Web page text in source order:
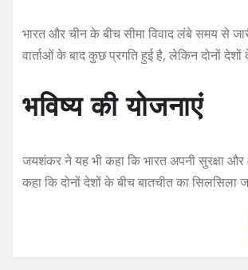
भारत और चीन के बीच सीमा विवाद लंबे समय से
वार्ताओं के बाद कुछ प्रगति हुई है, लेकिन दोनों
भविष्य की योजनाएं
जयशंकर ने यह भी कहा कि भारत अपनी सुरक्षा और
कहा कि दोनों देशों के बीच बातचीत का सिलसिला